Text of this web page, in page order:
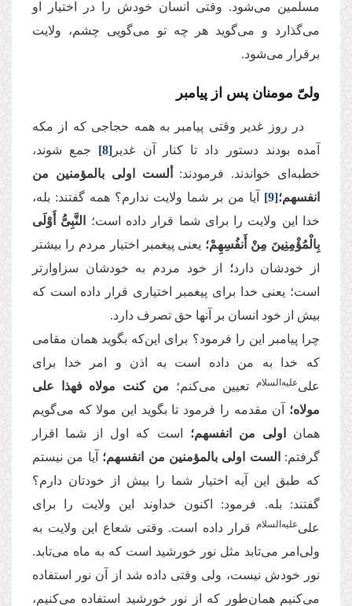
مسلمین می‌شود. وقتی انسان خودش را در اختیار او
می‌‌گذارد و می‌‌گوید هر چه تو می‌گویی چشم، ولایت
برقرار می‌شود.
ولیّ مومنان پس از پیامبر
در روز غدیر وقتی پیامبر به همه حجاجی که از مکه
آمده بودند دستور داد تا کنار آن غدیر [8] جمع شوند،
خطبه‌‌ای خواندند. فرمودند: ألست اولی بالمؤمنین من
انفسهم؛[9] آیا من بر شما ولایت ندارم؟ همه گفتند: بله،
خدا این ولایت را برای شما قرار داده است؛
النَّبِیُّ أَوْلَى
بِالْمُؤْمِنِینَ مِنْ أَنفُسِهِمْ؛ یعنی پیغمبر اختیار مردم را بیشتر
از خودشان دارد؛
از خود مردم به خودشان سزاوارتر
است؛ یعنی خدا برای پیغمبر اختیاری قرار داده است که
بیش از خود انسان بر آنها حق تصرف دارد.
چرا پیامبر این را فرمود؟ برای این‌که بگوید همان مقامی
که خدا به من داده است به اذن و امر خدا برای
علی‌علیه‌السلامتعیین می‌کنم؛ من کنت مولاه فهذا علی
مولاه؛ آن مقدمه‌‌ را فرمود تا بگوید این مولا که می‌‌گویم
همان
اولی من انفسهم؛ است که اول از شما اقرار
گرفتم: الست اولی بالمؤمنین من انفسهم؛ آیا من نیستم
که طبق این آیه اختیار شما را بیش از خودتان دارم؟
گفتند: بله. فرمود: اکنون خداوند این ولایت را برای
علی‌علیه‌السلام
قرار داده است. وقتی شعاع این ولایت به
ولی‌امر می‌‌تابد مثل نور خورشید است که به ماه می‌‌تابد.
نور خودش نیست، ولی وقتی داده شد از آن نور استفاده
می‌‌کنیم همان‌طور که از نور خورشید استفاده می‌‌کنیم،